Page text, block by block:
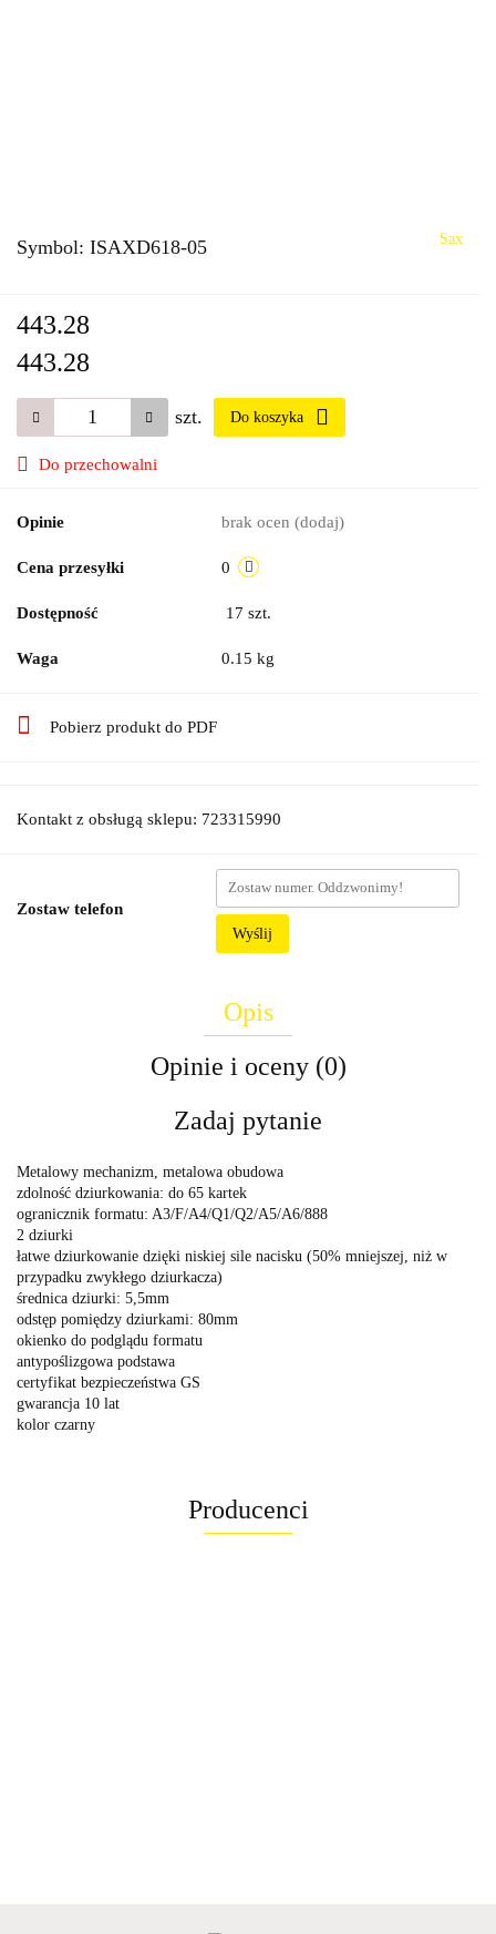
Symbol: ISAXD618-05 Sax
443.28
443.28
szt. Do koszyka
Do przechowalni
Opinie brak ocen (dodaj)
Cena przesyłki 0
Dostępność 17 szt.
Waga 0.15 kg
Pobierz produkt do PDF
Kontakt z obsługą sklepu: 723315990
Zostaw telefon
Wyślij
Opis
Opinie i oceny (0)
Zadaj pytanie
Metalowy mechanizm, metalowa obudowa
zdolność dziurkowania: do 65 kartek
ogranicznik formatu: A3/F/A4/Q1/Q2/A5/A6/888
2 dziurki
łatwe dziurkowanie dzięki niskiej sile nacisku (50% mniejszej, niż w
przypadku zwykłego dziurkacza)
średnica dziurki: 5,5mm
odstęp pomiędzy dziurkami: 80mm
okienko do podglądu formatu
antypoślizgowa podstawa
certyfikat bezpieczeństwa GS
gwarancja 10 lat
kolor czarny
Producenci